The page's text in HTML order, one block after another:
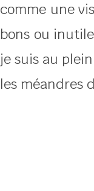
comme une
bons ou
je suis au
les méandres